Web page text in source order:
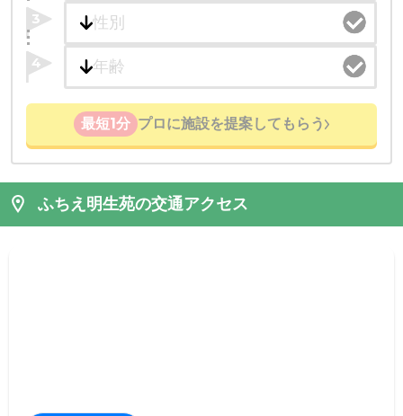
3
4
最短1分 プロに施設を提案してもらう
ふちえ明生苑の交通アクセス